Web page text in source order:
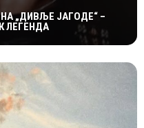
„ДИВЉЕ ЈАГОДЕ“ –
ЛЕГЕНДА